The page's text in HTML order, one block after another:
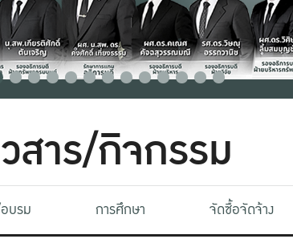
สาร/กิจกรรม
บรม การศึกษา จัดซื้อจัดจ้าง